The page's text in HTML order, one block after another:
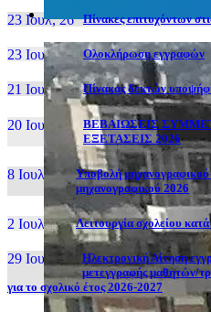
23 Ιουλ, 26 Πίνακες επιτυχόντων
23 Ιουλ, 26 Ολοκλήρωση εγγραφών
21 Ιουλ, 26 Πίνακας δεκτών
20 Ιουλ, 26
ΒΕΒΑΙΩΣΕΙΣ
ΕΞΕΤΑΣΕΙΣ 2026
8 Ιουλ, 26
Υποβολή μηχανογραφικού
μηχανογραφικού 2026
2 Ιουλ, 26 Λειτουργία σχολείου
29 Ιουν, 26
Ηλεκτρονική Αίτηση
μετεγγραφής
για το σχολικό έτος 2026-2027